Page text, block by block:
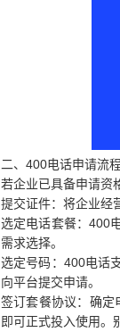
二、400电话申请流
若企业已具备申请资
提交证件：将企业经
选定电话套餐：400
需求选择。
选定号码：400电话
向平台提交申请。
签订套餐协议：确定
即可正式投入使用。